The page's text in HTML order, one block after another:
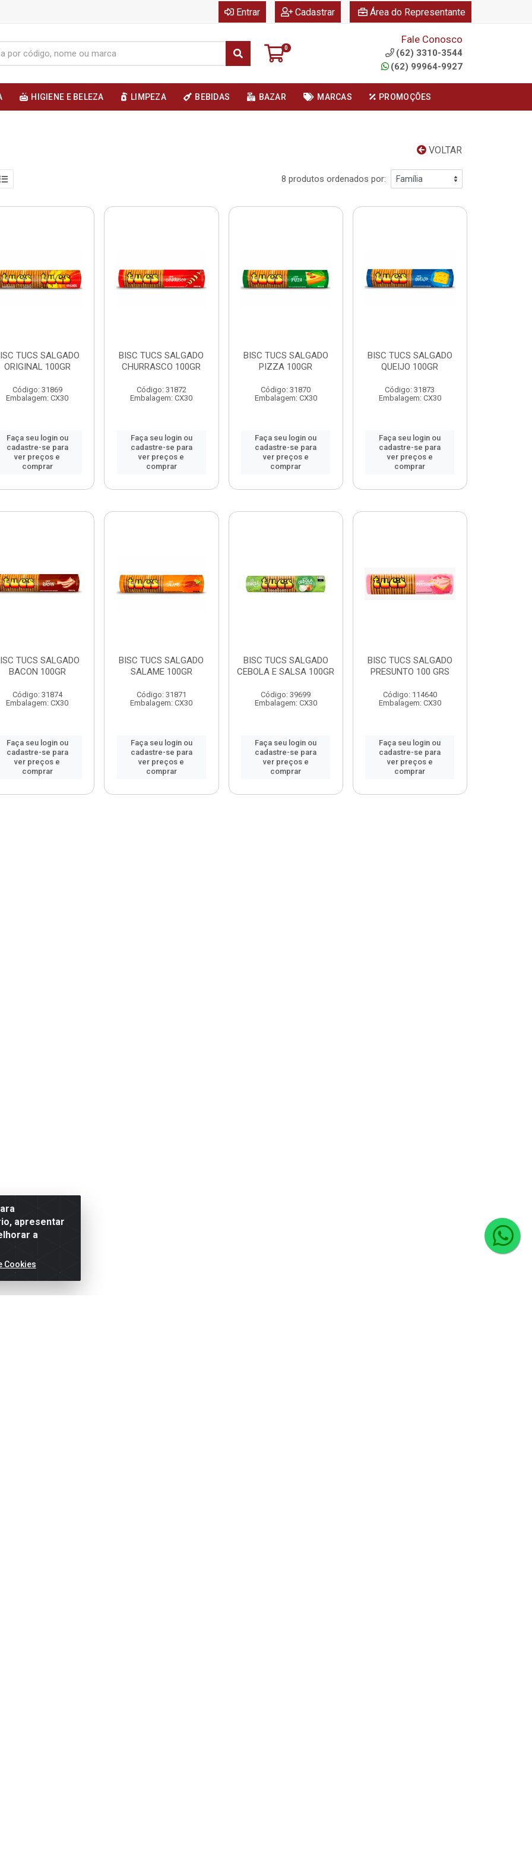
Entrar Cadastrar Área do Representante
0
Fale Conosco
(62) 3310-3544
(62) 99964-9927
HIGIENE E BELEZA LIMPEZA BEBIDAS BAZAR MARCAS PROMOÇÕES
VOLTAR
8 produtos ordenados por:
TUCS SALGADO
ORIGINAL 100GR
Código: 31869
Embalagem: CX30
Faça seu login ou
cadastre-se para
ver preços e
comprar
BISC TUCS SALGADO
CHURRASCO 100GR
Código: 31872
Embalagem: CX30
Faça seu login ou
cadastre-se para
ver preços e
comprar
BISC TUCS SALGADO
PIZZA 100GR
Código: 31870
Embalagem: CX30
Faça seu login ou
cadastre-se para
ver preços e
comprar
BISC TUCS SALGADO
QUEIJO 100GR
Código: 31873
Embalagem: CX30
Faça seu login ou
cadastre-se para
ver preços e
comprar
TUCS SALGADO
BACON 100GR
Código: 31874
Embalagem: CX30
Faça seu login ou
cadastre-se para
ver preços e
comprar
BISC TUCS SALGADO
SALAME 100GR
Código: 31871
Embalagem: CX30
Faça seu login ou
cadastre-se para
ver preços e
comprar
BISC TUCS SALGADO
CEBOLA E SALSA 100GR
Código: 39699
Embalagem: CX30
Faça seu login ou
cadastre-se para
ver preços e
comprar
BISC TUCS SALGADO
PRESUNTO 100 GRS
Código: 114640
Embalagem: CX30
Faça seu login ou
cadastre-se para
ver preços e
comprar
apresentar
a
Cookies